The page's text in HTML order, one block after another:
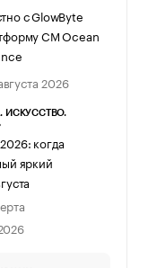
с GlowByte
CM Ocean
2026
ИСКУССТВО.
когда
яркий